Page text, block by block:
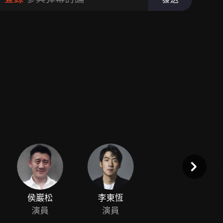
侯巖松
演員
李東恆
演員